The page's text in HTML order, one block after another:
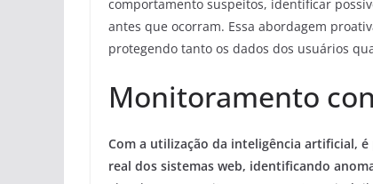
comportamento suspeitos, identificar
antes que ocorram. Essa abordagem
protegendo tanto os dados dos usuários
Monitoramento
Com a utilização da inteligência artificial,
real dos sistemas web, identificando